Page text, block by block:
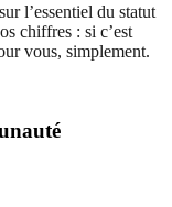
l’essentiel du statut
chiffres : si c’est
vous, simplement.